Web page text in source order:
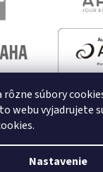
súbory
webu vyjadrujete
Nastavenie
Vytvoril